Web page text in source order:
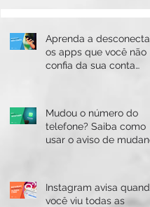
Aprenda a
os apps que você não
confia da sua conta
Mudou o número do
telefone? Saiba como
usar o aviso de
Instagram avisa
você viu todas as